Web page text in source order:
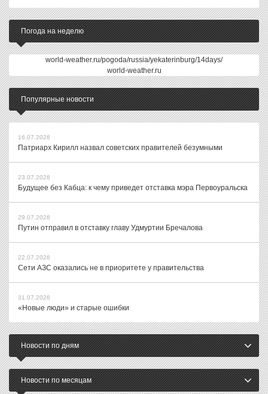
Погода на неделю
world-weather.ru/pogoda/russia/yekaterinburg/14days/
world-weather.ru
Популярные новости
16.07.2026
Патриарх Кирилл назвал советских правителей безумными
23.07.2026
Будущее без Кабца: к чему приведет отставка мэра Первоуральска
29.07.2026
Путин отправил в отставку главу Удмуртии Бречалова
22.07.2026
Сети АЗС оказались не в приоритете у правительства
31.07.2026
«Новые люди» и старые ошибки
Новости по дням
Новости по месяцам